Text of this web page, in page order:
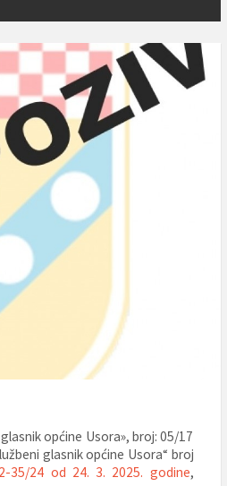
općine Usora», broj: 05/17
glasnik općine Usora“ broj
35/24 od 24. 3. 2025. godine,